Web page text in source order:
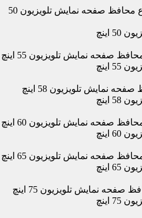
قیمت و خرید اینترنتی انواع محافظ صفحه نمایش تلویزیون 50
اینچ
صفحه نمایش تلویزیون 55 اینچ
اینچ
نمایش تلویزیون 58 اینچ
اینچ
صفحه نمایش تلویزیون 60 اینچ
اینچ
صفحه نمایش تلویزیون 65 اینچ
اینچ
نمایش تلویزیون 75 اینچ
اینچ